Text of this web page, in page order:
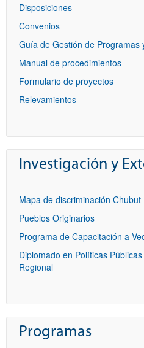
Disposiciones
Convenios
Guía de Gestión de Programas
Manual de procedimientos
Formulario de proyectos
Relevamientos
Investigación y
Mapa de discriminación Chubut
Pueblos Originarios
Programa de Capacitación a
Diplomado en Políticas
Regional
Programas